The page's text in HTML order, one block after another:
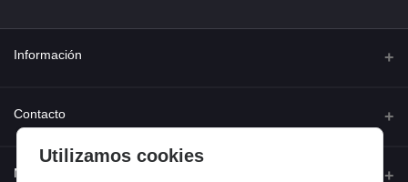
Información
Quienes somos
Contacto
Mi cuenta
Utilizamos cookies